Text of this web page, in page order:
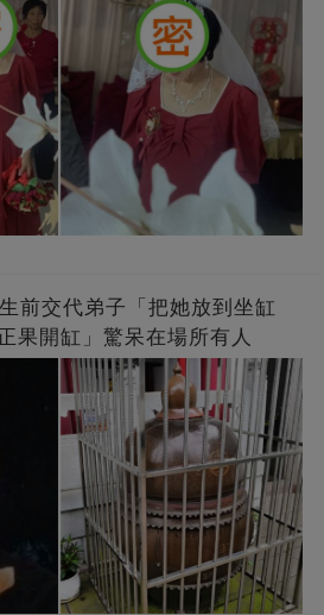
前交代弟子「把她放到坐缸
果開缸」驚呆在場所有人